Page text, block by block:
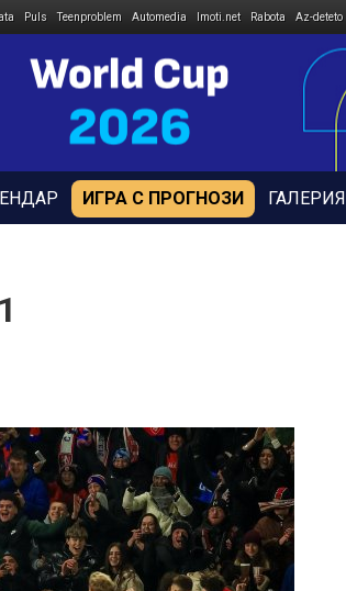
Puls Teenproblem Automedia Imoti.net Rabota Az-deteto
ИГРА С ПРОГНОЗИ ГАЛЕРИЯ